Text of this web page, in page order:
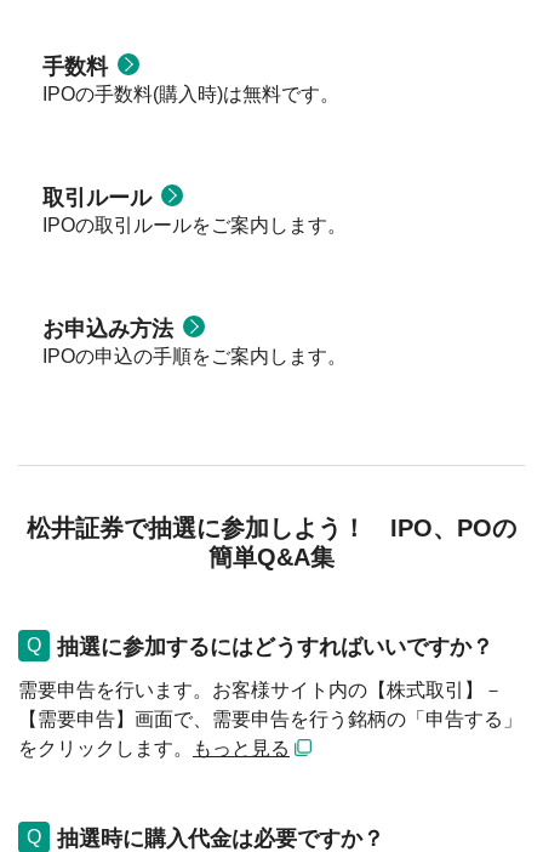
手数料
IPOの手数料(購入時)は無料です。
取引ルール
IPOの取引ルールをご案内します。
お申込み方法
IPOの申込の手順をご案内します。
松井証券で抽選に参加しよう！ IPO、POの
簡単Q&A集
抽選に参加するにはどうすればいいですか？
需要申告を行います。お客様サイト内の【株式取引】－
【需要申告】画面で、需要申告を行う銘柄の「申告する」
をクリックします。
もっと見る
抽選時に購入代金は必要ですか？